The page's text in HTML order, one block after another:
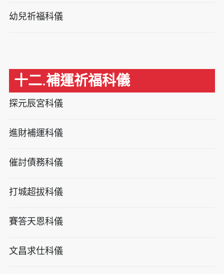
幼兒祈福科儀
十二.補運祈福科儀
探元辰宮科儀
進財補運科儀
催討債務科儀
打城超拔科儀
賽答天恩科儀
文昌求仕科儀